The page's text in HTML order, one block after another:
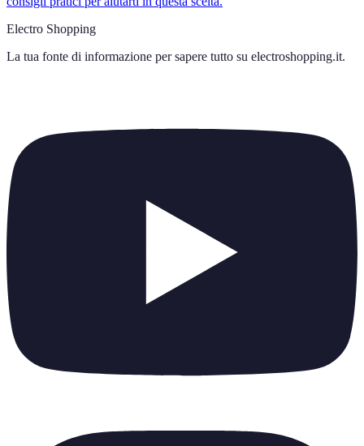
Electro Shopping
La tua fonte di informazione per sapere tutto su electroshopping.it.